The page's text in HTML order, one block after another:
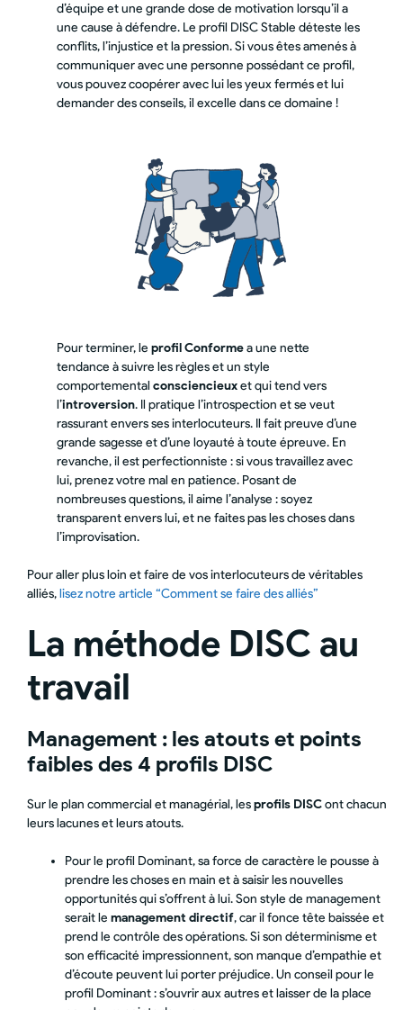
d’équipe et une grande dose de motivation lorsqu’il a
une cause à défendre. Le profil DISC Stable déteste les
conflits, l’injustice et la pression. Si vous êtes amenés à
communiquer avec une personne possédant ce profil,
vous pouvez coopérer avec lui les yeux fermés et lui
demander des conseils, il excelle dans ce domaine !
Pour terminer, le profil Conformea une nette
tendance à suivre les règles et un style
comportemental consciencieuxet qui tend vers
l’introversion. Il pratique l’introspection et se veut
rassurant envers ses interlocuteurs. Il fait preuve d’une
grande sagesse et d’une loyauté à toute épreuve. En
revanche, il est perfectionniste : si vous travaillez avec
lui, prenez votre mal en patience. Posant de
nombreuses questions, il aime l’analyse : soyez
transparent envers lui, et ne faites pas les choses dans
l’improvisation.
Pour aller plus loin et faire de vos interlocuteurs de véritables
alliés,lisez notre article “Comment se faire des alliés”
La méthode DISC au
travail
Management : les atouts et points
faibles des 4 profils DISC
Sur le plan commercial et managérial, lesprofils DISCont chacun
leurs lacunes et leurs atouts.
Pour le profil Dominant, sa force de caractère le pousse à
prendre les choses en main et à saisir les nouvelles
opportunités qui s’offrent à lui. Son style de management
serait le management directif, car il fonce tête baissée et
prend le contrôle des opérations. Si son déterminisme et
son efficacité impressionnent, son manque d’empathie et
d’écoute peuvent lui porter préjudice. Un conseil pour le
profil Dominant : s’ouvrir aux autres et laisser de la place